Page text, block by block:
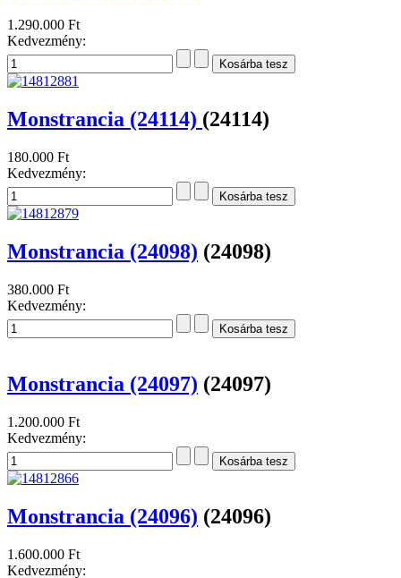
1.290.000 Ft
Kedvezmény:
Monstrancia (24114) (24114)
180.000 Ft
Kedvezmény:
Monstrancia (24098) (24098)
380.000 Ft
Kedvezmény:
Monstrancia (24097) (24097)
1.200.000 Ft
Kedvezmény:
Monstrancia (24096) (24096)
1.600.000 Ft
Kedvezmény: